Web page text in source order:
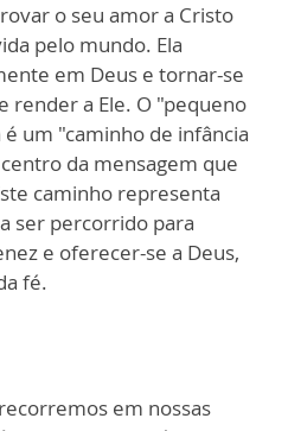
o seu amor a Cristo
pelo mundo. Ela
em Deus e tornar-se
render a Ele. O "pequeno
um "caminho de infância
da mensagem que
caminho representa
ser percorrido para
e oferecer-se a Deus,
fé.
em nossas